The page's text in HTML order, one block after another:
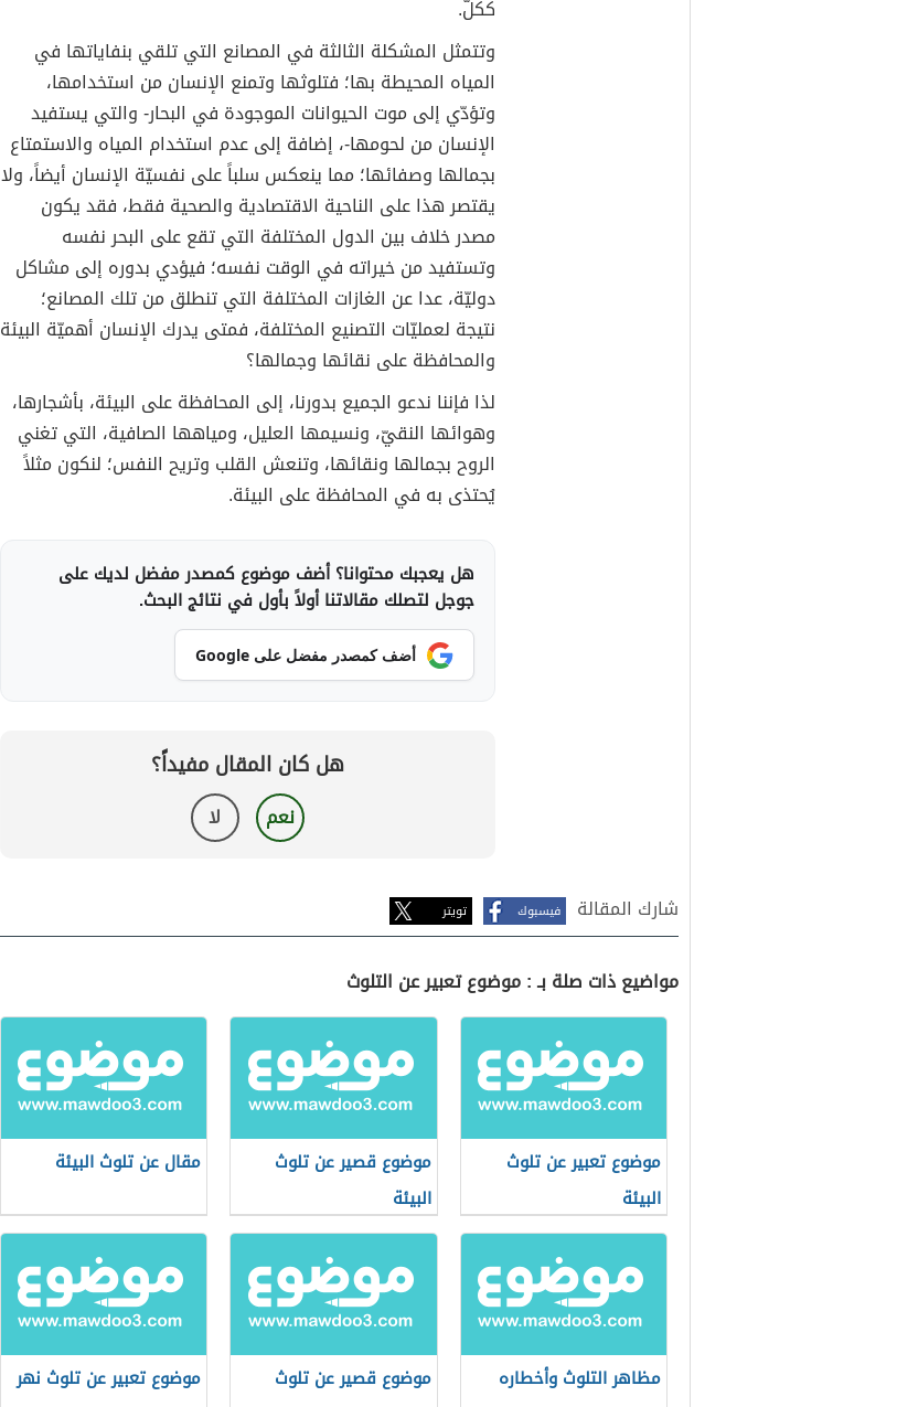
ككلّ.
وتتمثل المشكلة الثالثة في المصانع التي تلقي بنفاياتها في
المياه المحيطة بها؛ فتلوثها وتمنع الإنسان من استخدامها،
وتؤدّي إلى موت الحيوانات الموجودة في البحار- والتي يستفيد
الإنسان من لحومها-، إضافة إلى عدم استخدام المياه والاستمتاع
بجمالها وصفائها؛ مما ينعكس سلباً على نفسيّة الإنسان أيضاً، ولا
يقتصر هذا على الناحية الاقتصادية والصحية فقط، فقد يكون
مصدر خلاف بين الدول المختلفة التي تقع على البحر نفسه
وتستفيد من خيراته في الوقت نفسه؛ فيؤدي بدوره إلى مشاكل
دوليّة، عدا عن الغازات المختلفة التي تنطلق من تلك المصانع؛
نتيجة لعمليّات التصنيع المختلفة، فمتى يدرك الإنسان أهميّة البيئة
والمحافظة على نقائها وجمالها؟
لذا فإننا ندعو الجميع بدورنا، إلى المحافظة على البيئة، بأشجارها،
وهوائها النقيّ، ونسيمها العليل، ومياهها الصافية، التي تغني
الروح بجمالها ونقائها، وتنعش القلب وتريح النفس؛ لنكون مثلاً
يُحتذى به في المحافظة على البيئة.
هل يعجبك محتوانا؟ أضف موضوع كمصدر مفضل لديك على
جوجل لتصلك مقالاتنا أولاً بأول في نتائج البحث.
أضف كمصدر مفضل على Google
هل كان المقال مفيداً؟
نعم لا
شارك المقالة فيسبوك تويتر
مواضيع ذات صلة بـ : موضوع تعبير عن التلوث
موضوع تعبير عن تلوث
البيئة
موضوع قصير عن تلوث
البيئة
مقال عن تلوث البيئة
مظاهر التلوث وأخطاره
موضوع قصير عن تلوث
موضوع تعبير عن تلوث نهر